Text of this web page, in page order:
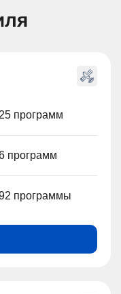
программ
программ
программы